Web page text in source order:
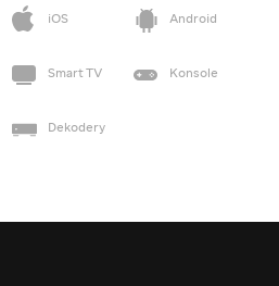
iOS
Android
Smart TV Konsole
Dekodery